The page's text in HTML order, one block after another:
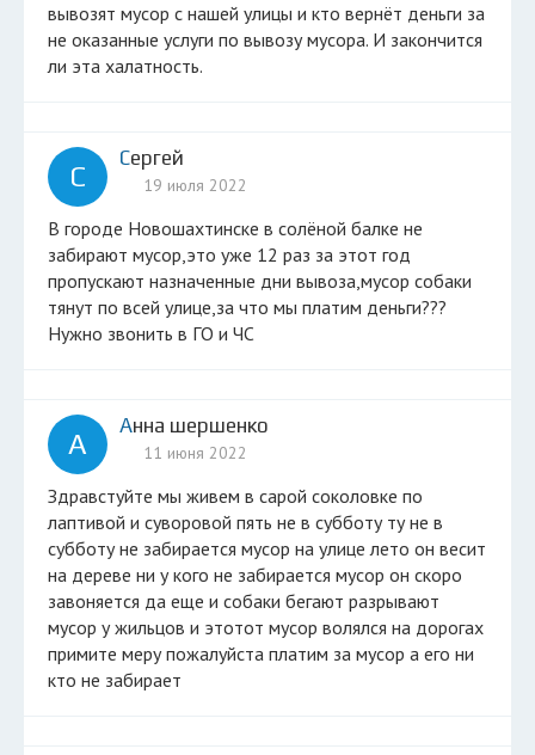
вывозят мусор с нашей улицы и кто вернёт деньги за
не оказанные услуги по вывозу мусора. И закончится
ли эта халатность.
С
Сергей
19 июля 2022
В городе Новошахтинске в солёной балке не
забирают мусор,это уже 12 раз за этот год
пропускают назначенные дни вывоза,мусор собаки
тянут по всей улице,за что мы платим деньги???
Нужно звонить в ГО и ЧС
А
Анна шершенко
11 июня 2022
Здравстуйте мы живем в сарой соколовке по
лаптивой и суворовой пять не в субботу ту не в
субботу не забирается мусор на улице лето он весит
на дереве ни у кого не забирается мусор он скоро
завоняется да еще и собаки бегают разрывают
мусор у жильцов и этотот мусор волялся на дорогах
примите меру пожалуйста платим за мусор а его ни
кто не забирает